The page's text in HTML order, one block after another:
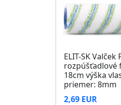
ELIT-SK Valček
rozpúšťadlové
18cm výška
priemer: 8mm
2,69 EUR